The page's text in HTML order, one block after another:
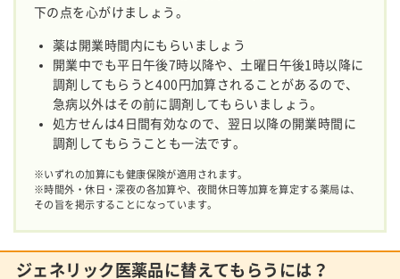
下の点を心がけましょう。
薬は開業時間内にもらいましょう
開業中でも平日午後7時以降や、土曜日午後1時以降に
調剤してもらうと400円加算されることがあるので、
急病以外はその前に調剤してもらいましょう。
処方せんは4日間有効なので、翌日以降の開業時間に
調剤してもらうことも一法です。
※いずれの加算にも健康保険が適用されます。
※時間外・休日・深夜の各加算や、夜間休日等加算を算定する薬局は、
その旨を掲示することになっています。
ジェネリック医薬品に替えてもらうには？